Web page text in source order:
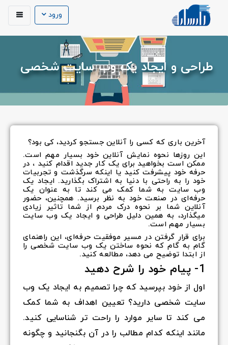
ورود
طراحی و ایجاد یک وب سایت شخصی
آخرین باری که کسی را آنلاین جستجو کردید، کی بود؟
این روزها نحوه نمایش آنلاین خود بسیار مهم است.
ممکن است بخواهید برای یک کار جدید اقدام کنید ، در
حرفه خود پیشرفت کنید یا اینکه سرگذشت و تجربیات
خود را به راحتی با دنیا به اشتراک بگذارید. ایجاد یک
وب سایت به شما کمک می کند تا به عنوان یک
حرفه‌ای در صنعت خود به نظر برسید. همچنین، حضور
آنلاین شما بر نحوه درک مردم از شما تاثیر زیادی
میگذارد، به همین دلیل طراحی و ایجاد یک وب سایت
بسیار مهم است.
برای قرار گرفتن در مسیر موفقیت حرفه‌ای، این راهنمای
گام به گام که نحوه ساختن یک وب سایت شخصی را
از ابتدا توضیح می دهد، مطالعه کنید.
1- پیام خود را شرح دهید
اول از خود بپرسید که چرا تصمیم به ایجاد یک وب
سایت شخصی دارید؟ تعیین اهداف به شما کمک
می کند تا سایر موارد را راحت تر شناسایی کنید.
مانند اینکه کدام مطالب را در آن بگنجانید و چگونه